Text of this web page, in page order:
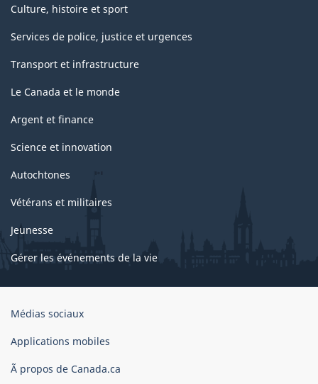
Culture, histoire et sport
Services de police, justice et urgences
Transport et infrastructure
Le Canada et le monde
Argent et finance
Science et innovation
Autochtones
Vétérans et militaires
Jeunesse
Gérer les événements de la vie
Organisation
gouvernement
Canada
Médias sociaux
Applications mobiles
Ã propos de Canada.ca